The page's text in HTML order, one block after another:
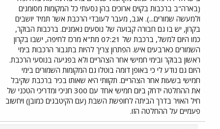
(בארה"ב ברכבות בקוים ארוכים בהן נסעתי כל המקומות מסומנים
ולמעשה שמורים...). אגב, מעבר לעובדי הרכבת אשר תמיד יושבים
בקרון, יש בו גם חבורה קבועה של נוסעים נאמנים. ברכבות הבוקר,
כמו היום למשל, ברכבת של 07:21 מת"א מרכז לחיפה, ישבו בקרון
השמורים כארבעים איש. הפתרון צריך להיות בתגבור הרכבות בימי
ראשון בבוקר ובימי חמישי אחר הצהריים ולא בפגיעה בנוסעי הרכבת.
היום גם נודע לי כי באופן דומה בוטלו גם המקומות השמורים בימי
חמישי בשעות אחר הצהריים. תקוותי היא שאותו בכיר ברכבת שקיבל
את ההחלטה ידחק ביום חמישי אחד עם 300 חניכי ומדריכי הטכני של
חיל האויר בדרך הביתה לחופשת השבת (עם הקיטבגים כמובן) ויחשוב
פעמיים על ההחלטה הזו.